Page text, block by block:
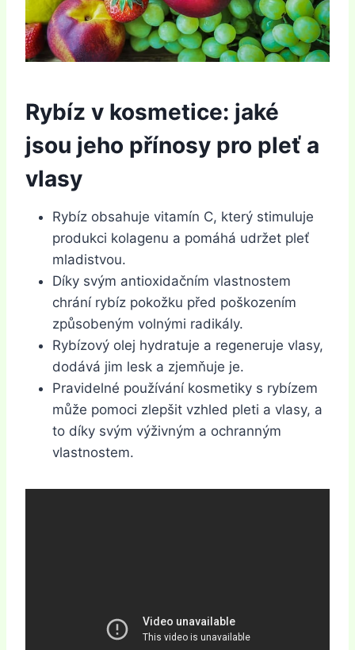
Rybíz v kosmetice: jaké
jsou jeho přínosy pro pleť a
vlasy
Rybíz obsahuje vitamín C, který stimuluje
produkci kolagenu a pomáhá udržet pleť
mladistvou.
Díky svým antioxidačním vlastnostem
chrání rybíz pokožku před poškozením
způsobeným volnými radikály.
Rybízový olej hydratuje a regeneruje vlasy,
dodává jim lesk a zjemňuje je.
Pravidelné používání kosmetiky s rybízem
může pomoci zlepšit vzhled pleti a vlasy, a
to díky svým výživným a ochranným
vlastnostem.